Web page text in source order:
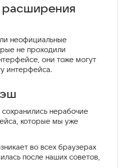
неофициальные
не проходили
они тоже могут
интерфейса.
нерабочие
которые мы уже
во всех браузерах
после наших советов,